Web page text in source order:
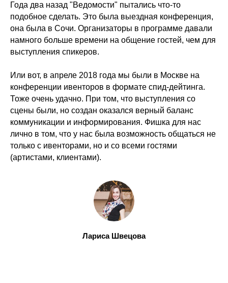
Года два назад "Ведомости" пытались что-то
подобное сделать. Это была выездная конференция,
она была в Сочи. Организаторы в программе давали
намного больше времени на общение гостей, чем для
выступления спикеров.
Или вот, в апреле 2018 года мы были в Москве на
конференции ивенторов в формате спид-дейтинга.
Тоже очень удачно. При том, что выступления со
сцены были, но создан оказался верный баланс
коммуникации и информирования. Фишка для нас
лично в том, что у нас была возможность общаться не
только с ивенторами, но и со всеми гостями
(артистами, клиентами).
Лариса Швецова